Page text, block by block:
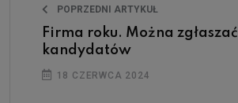
POPRZEDNI ARTYKUŁ
Firma roku. Można zgłaszać
kandydatów
18 CZERWCA 2024